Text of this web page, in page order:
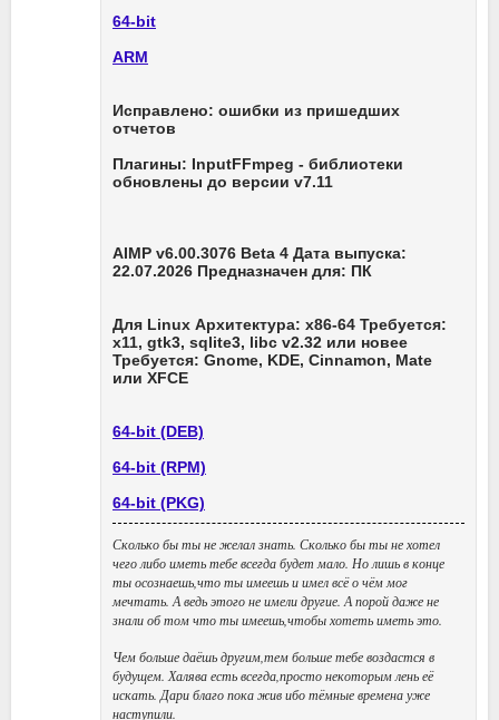
64-bit
ARM
Исправлено: ошибки из пришедших
отчетов
Плагины: InputFFmpeg - библиотеки
обновлены до версии v7.11
AIMP v6.00.3076 Beta 4 Дата выпуска:
22.07.2026 Предназначен для: ПК
Для Linux Архитектура: x86-64 Требуется:
x11, gtk3, sqlite3, libc v2.32 или новее
Требуется: Gnome, KDE, Cinnamon, Mate
или XFCE
64-bit (DEB)
64-bit (RPM)
64-bit (PKG)
Сколько бы ты не желал знать. Сколько бы ты не хотел
чего либо иметь тебе всегда будет мало. Но лишь в конце
ты осознаешь,что ты имеешь и имел всё о чём мог
мечтать. А ведь этого не имели другие. А порой даже не
знали об том что ты имеешь,чтобы хотеть иметь это.
Чем больше даёшь другим,тем больше тебе воздастся в
будущем. Халява есть всегда,просто некоторым лень её
искать. Дари благо пока жив ибо тёмные времена уже
наступили.